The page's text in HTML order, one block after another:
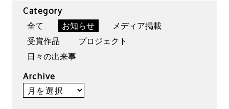
Category
全て お知らせ
メディア掲載
受賞作品
プロジェクト
日々の出来事
Archive